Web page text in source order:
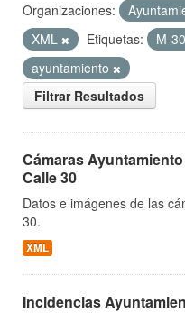
Organizaciones:
XML
Etiquetas: M-30
ayuntamiento
Filtrar Resultados
Cámaras
Calle 30
Datos e imágenes de las
30.
XML
Incidencias